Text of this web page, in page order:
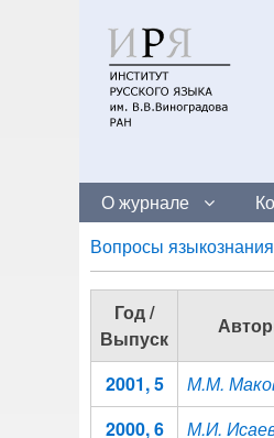
О журнале
Breadcrumbs
You
are
here:
Вопросы языкознания
Год /
Выпуск
2001, 5 М.М.
2000, 6
М.И.